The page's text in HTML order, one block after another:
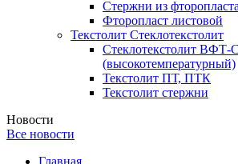
Стержни из фторопласта
Фторопласт листовой
Текстолит Стеклотекстолит
Стеклотекстолит ВФТ-С
(высокотемпературный)
Текстолит ПТ, ПТК
Текстолит стержни
Новости
Все новости
Главная